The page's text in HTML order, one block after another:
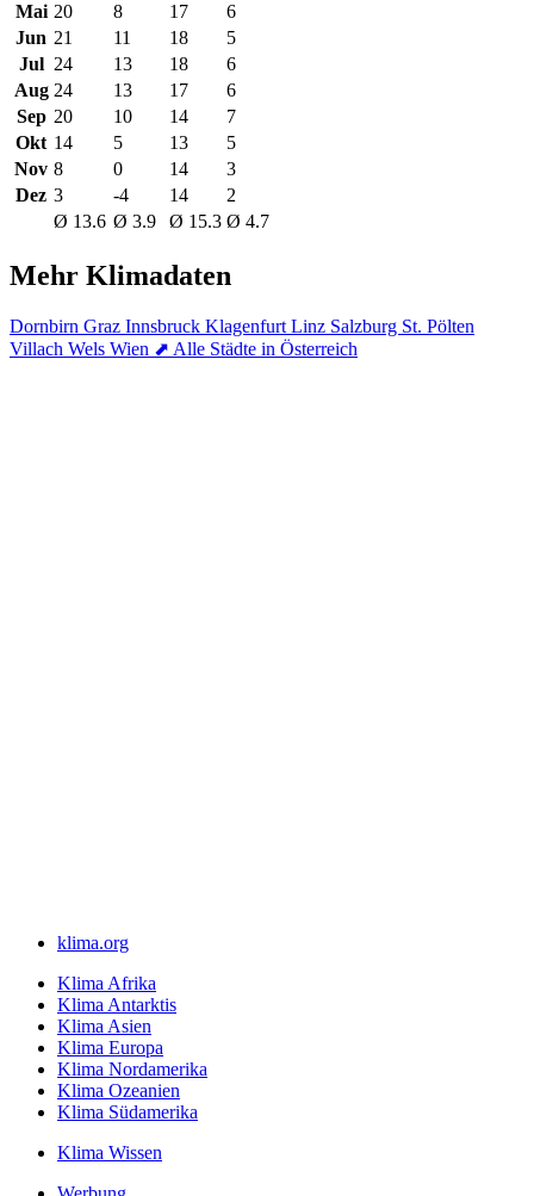
Mai 20 8 17
6
Jun 21 11 18
5
Jul 24 13 18
6
Aug 24 13 17
6
Sep 20 10 14
7
Okt 14 5 13
5
Nov 8 0 14
3
Dez 3 -4 14
2
Ø 13.6 Ø 3.9 Ø 15.3 Ø 4.7
Mehr Klimadaten
Dornbirn Graz Innsbruck Klagenfurt Linz Salzburg St. Pölten
Villach Wels Wien ⬈ Alle Städte in Österreich
klima.org
Klima Afrika
Klima Antarktis
Klima Asien
Klima Europa
Klima Nordamerika
Klima Ozeanien
Klima Südamerika
Klima Wissen